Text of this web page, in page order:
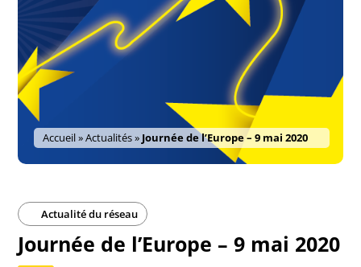
Accueil»Actualités» Journée de l’Europe – 9 mai 2020
Actualité du réseau
Journée de l’Europe – 9 mai 2020